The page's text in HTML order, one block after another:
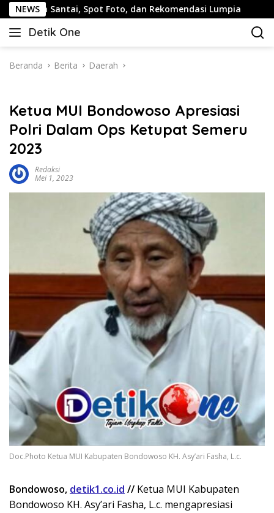
Langsung
ke
konten
NEWS
Spot Foto, dan Rekomendasi Lumpia Panduan
Detik One
Tajam
Fakta
Beranda Berita Daerah
Ketua MUI Bondowoso Apresiasi
Polri Dalam Ops Ketupat Semeru
2023
Redaksi
Mei 1, 2023
Doc.Photo Ketua MUI Kabupaten Bondowoso KH. Asy’ari Fasha, L.c.
Bondowoso, detik1.co.id // Ketua MUI Kabupaten
Bondowoso KH. Asy’ari Fasha, L.c. mengapresiasi